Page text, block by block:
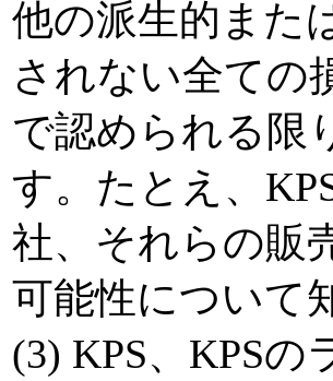
他の派生的また
されない全ての
で認められる限
す。たとえ、
社、それらの販
可能性について
(3) KPS、KPS